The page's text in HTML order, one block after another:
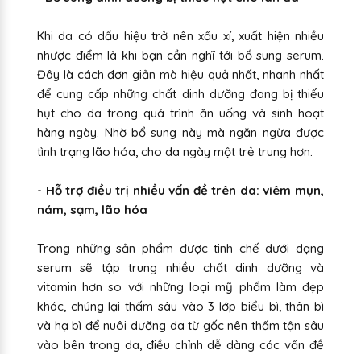
Khi da có dấu hiệu trở nên xấu xí, xuất hiện nhiều
nhược điểm là khi bạn cần nghĩ tới bổ sung serum.
Đây là cách đơn giản mà hiệu quả nhất, nhanh nhất
để cung cấp những chất dinh dưỡng đang bị thiếu
hụt cho da trong quá trình ăn uống và sinh hoạt
hàng ngày. Nhờ bổ sung này mà ngăn ngừa được
tình trạng lão hóa, cho da ngày một trẻ trung hơn.
- Hỗ trợ điều trị nhiều vấn đề trên da: viêm mụn,
nám, sạm, lão hóa
Trong những sản phẩm được tinh chế dưới dạng
serum sẽ tập trung nhiều chất dinh dưỡng và
vitamin hơn so với những loại mỹ phẩm làm đẹp
khác, chúng lại thấm sâu vào 3 lớp biểu bì, thân bì
và hạ bì để nuôi dưỡng da từ gốc nên thấm tận sâu
vào bên trong da, điều chỉnh dễ dàng các vấn đề